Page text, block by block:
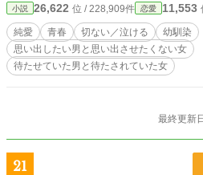
小説 26,622 位 / 228,909件 恋愛 11,553
純愛 青春 切ない／泣ける
幼馴染
思い出したい男と思い出させたくない女
待たせていた男と待たされていた女
最終更新
21